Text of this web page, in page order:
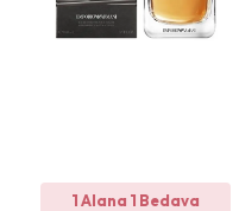
1 Alana 1 Bedava